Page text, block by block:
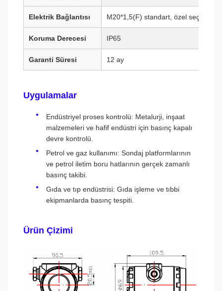
Elektrik Bağlantısı M20*1,5(F) standart, özel
Koruma Derecesi IP65
Garanti Süresi 12 ay
Uygulamalar
Endüstriyel proses kontrolü: Metalurji, inşaat
malzemeleri ve hafif endüstri için basınç kapalı
devre kontrolü.
Petrol ve gaz kullanımı: Sondaj platformlarının
ve petrol iletim boru hatlarının gerçek zamanlı
basınç takibi.
Gıda ve tıp endüstrisi: Gıda işleme ve tıbbi
ekipmanlarda basınç tespiti.
Ürün Çizimi